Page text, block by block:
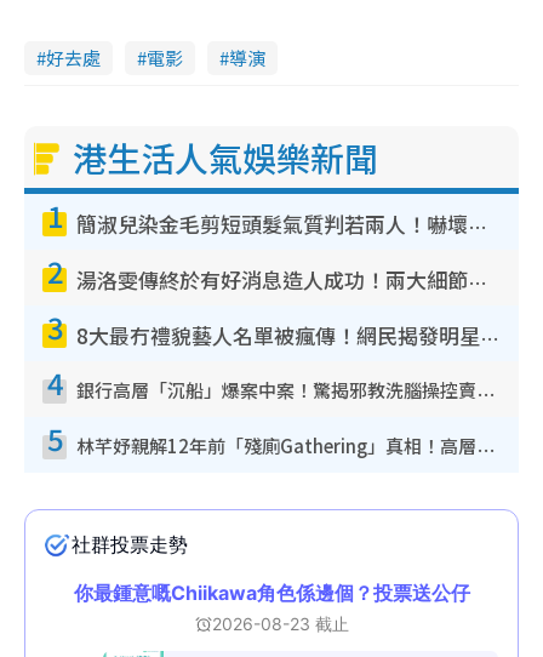
好去處 電影 導演
港生活人氣娛樂新聞
1 簡淑兒染金毛剪短頭髮氣質判若兩人！嚇壞老公麥大力都認唔出：「你做咩事？」
2 湯洛雯傳終於有好消息造人成功！兩大細節曝孕味極濃惹猜測：大肚婆先會咁！
3 8大最冇禮貌藝人名單被瘋傳！網民揭發明星真面目 一致數臭呢位係無品天花板？
4 銀行高層「沉船」爆案中案！驚揭邪教洗腦操控賣淫被吞600萬 幕後黑手講多錯多
5 林芊妤親解12年前「殘廁Gathering」真相！高層解約一句話重創尊嚴至今拒返TVB